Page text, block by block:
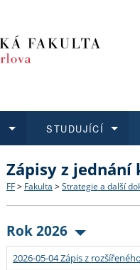
Struktura a historie
Strategie a další
Podpora a benefity pro
Co studovat a jak se
Učitelské studijní
Informace k průběhu
STUDUJÍCÍ
Bakalářské a magisterské
Doktorské studium
Rigorózní řízení
O vědě a výzkumu na FF
Akademické kvalifikace
Granty a projekty
Aktuální nabídky a
Vyjíždějící studenti
Přijíždějící studenti
Zápisy z jednání
FF > Fakulta > Strategie a další
Rok 2026
2026-05-04 Zápis z